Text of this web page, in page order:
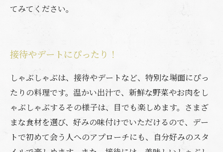
てみてください。
接待やデートにぴったり！
しゃぶしゃぶは、接待やデートなど、特別な場面にぴっ
たりの料理です。温かい出汁で、新鮮な野菜やお肉をし
ゃぶしゃぶするその様子は、目でも楽しめます。さまざ
まな食材を選び、好みの味付けでいただけるので、デー
トで初めて会う人へのアプローチにも、自分好みのスタ